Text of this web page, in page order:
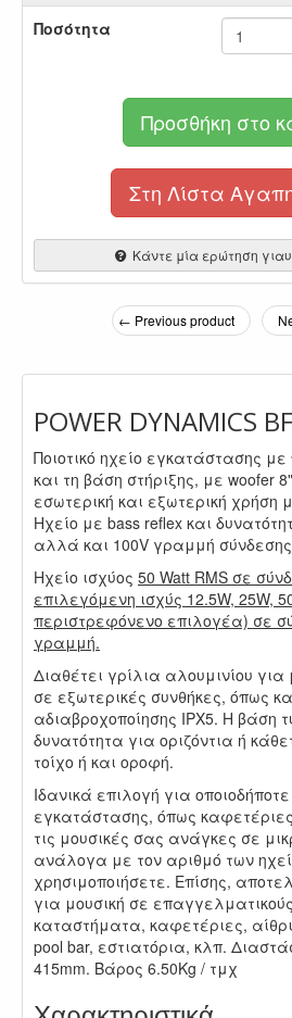
Ποσότητα
Προσθήκη στο
Στη Λίστα
Κάντε μία ερώτηση
← Previous product
POWER DYNAMICS
Ποιοτικό ηχείο εγκατάστασης
και τη βάση στήριξης, με woofer
εσωτερική και εξωτερική χρήση
Ηχείο με bass reflex και
αλλά και 100V γραμμή
Ηχείο ισχύος 50 Watt RMS σε
επιλεγόμενη ισχύς 12.5W, 25W,
περιστρεφόνενο επιλογέα) σε
γραμμή.
Διαθέτει γρίλια αλουμινίου
σε εξωτερικές συνθήκες, όπως
αδιαβροχοποίησης IPX5. Η βάση
δυνατότητα για οριζόντια ή
τοίχο ή και οροφή.
Ιδανικά επιλογή για οποιοδήποτε
εγκατάστασης, όπως
τις μουσικές σας ανάγκες σε
ανάλογα με τον αριθμό των
χρησιμοποιήσετε. Επίσης,
για μουσική σε
καταστήματα, καφετέριες,
pool bar, εστιατόρια, κλπ.
415mm. Βάρος 6.50Kg / τμχ